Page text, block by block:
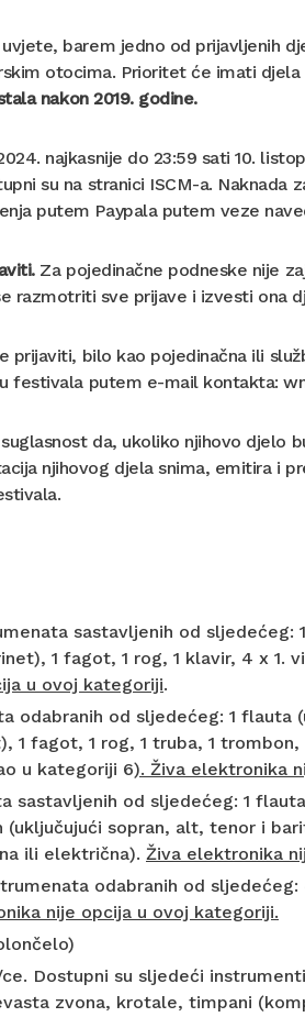
barem jedno od prijavljenih
otocima. Prioritet će imati djela
nakon 2019. godine.
najkasnije do 23:59 sati 10.
su na stranici ISCM-a. Naknada
putem Paypala putem veze
Za pojedinačne podneske nije
razmotriti sve prijave i izvesti ona
prijaviti, bilo kao pojedinačna ili
festivala putem e-mail kontakta:
da, ukoliko njihovo djelo
njihovog djela snima, emitira i
sastavljenih od
1 fagot, 1 rog, 1 klavir, 4 x 1.
u ovoj kategoriji.
odabranih od sljedećeg: 1
1 fagot, 1 rog, 1 truba, 1
u kategoriji 6). Živa elektronika
sastavljenih od sljedećeg: 1
(uključujući sopran, alt, tenor i
ili električna). Živa elektronika
odabranih od
nije opcija u ovoj kategoriji.
Dostupni su sljedeći
zvona, krotale, timpani